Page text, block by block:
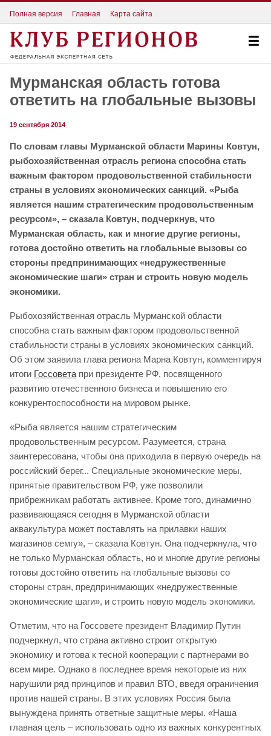
Полная версия Главная Карта сайта
Мурманская область готова
ответить на глобальные вызовы
19 сентября 2014
По словам главы Мурманской области Марины Ковтун,
рыбохозяйственная отрасль региона способна стать
важным фактором продовольственной стабильности
страны в условиях экономических санкций. «Рыба
является нашим стратегическим продовольственным
ресурсом», – сказала Ковтун, подчеркнув, что
Мурманская область, как и многие другие регионы,
готова достойно ответить на глобальные вызовы со
стороны предпринимающих «недружественные
экономические шаги» стран и строить новую модель
экономики.
Рыбохозяйственная отрасль Мурманской области
способна стать важным фактором продовольственной
стабильности страны в условиях экономических санкций.
Об этом заявила глава региона Марна Ковтун, комментируя
итоги Госсовета при президенте РФ, посвященного
развитию отечественного бизнеса и повышению его
конкурентоспособности на мировом рынке.
«Рыба является нашим стратегическим
продовольственным ресурсом. Разумеется, страна
заинтересована, чтобы она приходила в первую очередь на
российский берег... Специальные экономические меры,
принятые правительством РФ, уже позволили
прибрежникам работать активнее. Кроме того, динамично
развивающаяся сегодня в Мурманской области
аквакультура может поставлять на прилавки наших
магазинов семгу», – сказала Ковтун. Она подчеркнула, что
не только Мурманская область, но и многие другие регионы
готовы достойно ответить на глобальные вызовы со
стороны стран, предпринимающих «недружественные
экономические шаги», и строить новую модель экономики.
Отметим, что на Госсовете президент Владимир Путин
подчеркнул, что страна активно строит открытую
экономику и готова к тесной кооперации с партнерами во
всем мире. Однако в последнее время некоторые из них
нарушили ряд принципов и правил ВТО, введя ограничения
против нашей страны. В этих условиях Россия была
вынуждена принять ответные защитные меры. «Наша
главная цель – использовать одно из важных конкурентных